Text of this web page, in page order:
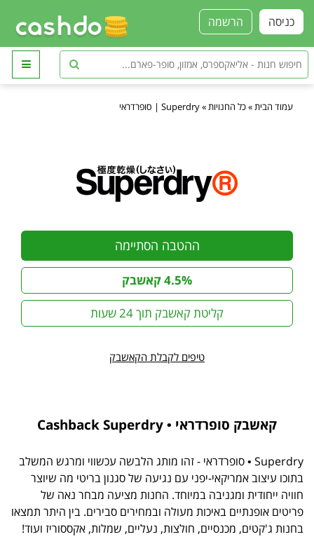
הרשמה כניסה
עמוד הבית »כל החנויות »Superdry | סופרדראי
ההטבה הסתיימה
4.5% קאשבק
קליטת קאשבק תוך 24 שעות
טיפים לקבלת הקאשבק
קאשבק סופרדראי • Cashback Superdry
Superdry • סופרדראי - זהו מותג הלבשה עכשווי ומרגש המשלב
בתוכו עיצוב אמריקאי-יפני עם נגיעה של סגנון בריטי מה שיוצר
חוויה ייחודית ומגניבה במיוחד. החנות מציעה מבחר נאה של
פריטים אופנתיים באיכות מעולה ובמחירים סבירים. בין היתר תמצאו
בחנות ג'קטים, מכנסיים, חולצות, נעליים, שמלות, אקססוריז ועוד!